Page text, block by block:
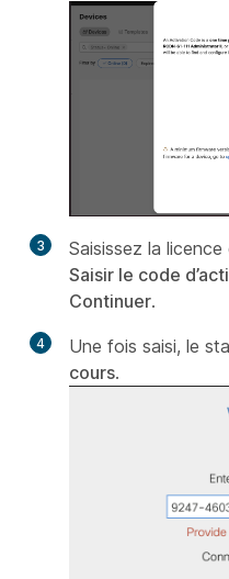
3
Saisissez la
Saisir le code
Continuer.
4 Une fois saisi, le
cours.